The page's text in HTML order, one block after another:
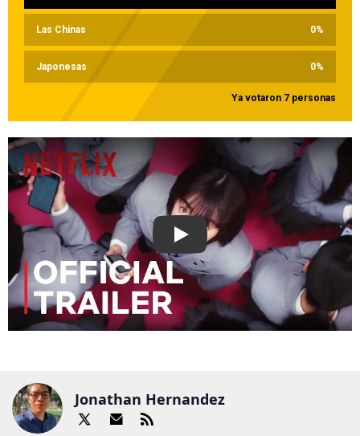
Las Chinas 0%
Japonesas 0%
Ya votaron 7 personas
Play
Jonathan Hernandez